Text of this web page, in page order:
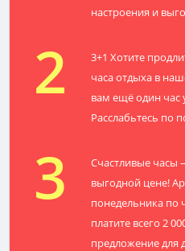
настроения и
2
3+1 Хотите
часа отдыха в
вам ещё один час
Расслабьтесь по
3
Счастливые часы
выгодной цене!
понедельника по
платите всего 2
предложение для